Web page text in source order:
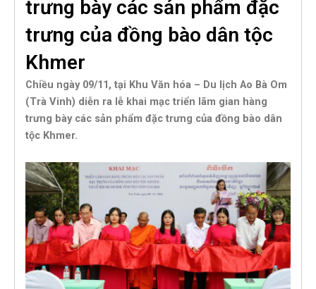
trưng bày các sản phẩm đặc
trưng của đồng bào dân tộc
Khmer
Chiều ngày 09/11, tại Khu Văn hóa – Du lịch Ao Bà Om
(Trà Vinh) diễn ra lễ khai mạc triển lãm gian hàng
trưng bày các sản phẩm đặc trưng của đồng bào dân
tộc Khmer.